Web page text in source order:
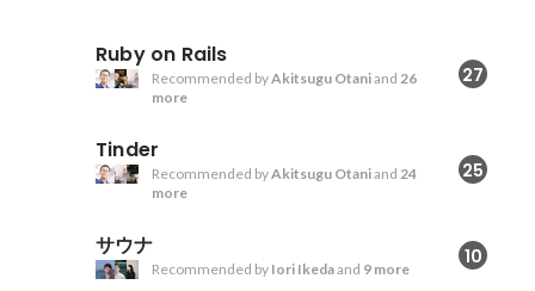
Ruby on Rails
27
Recommended byAkitsugu Otaniand 26
more
Tinder
25
Recommended byAkitsugu Otaniand 24
more
サウナ 10
Recommended by Iori Ikedaand 9 more